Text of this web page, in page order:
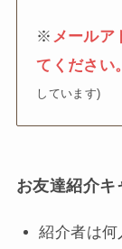
※ メールア
てください。
しています)
お友達紹介キ
紹介者は何